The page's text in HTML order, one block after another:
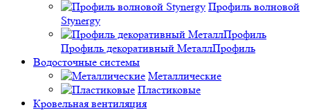
Профиль волновой
Stynergy
Профиль декоративный МеталлПрофиль
Водосточные системы
Металлические
Пластиковые
Кровельная вентиляция